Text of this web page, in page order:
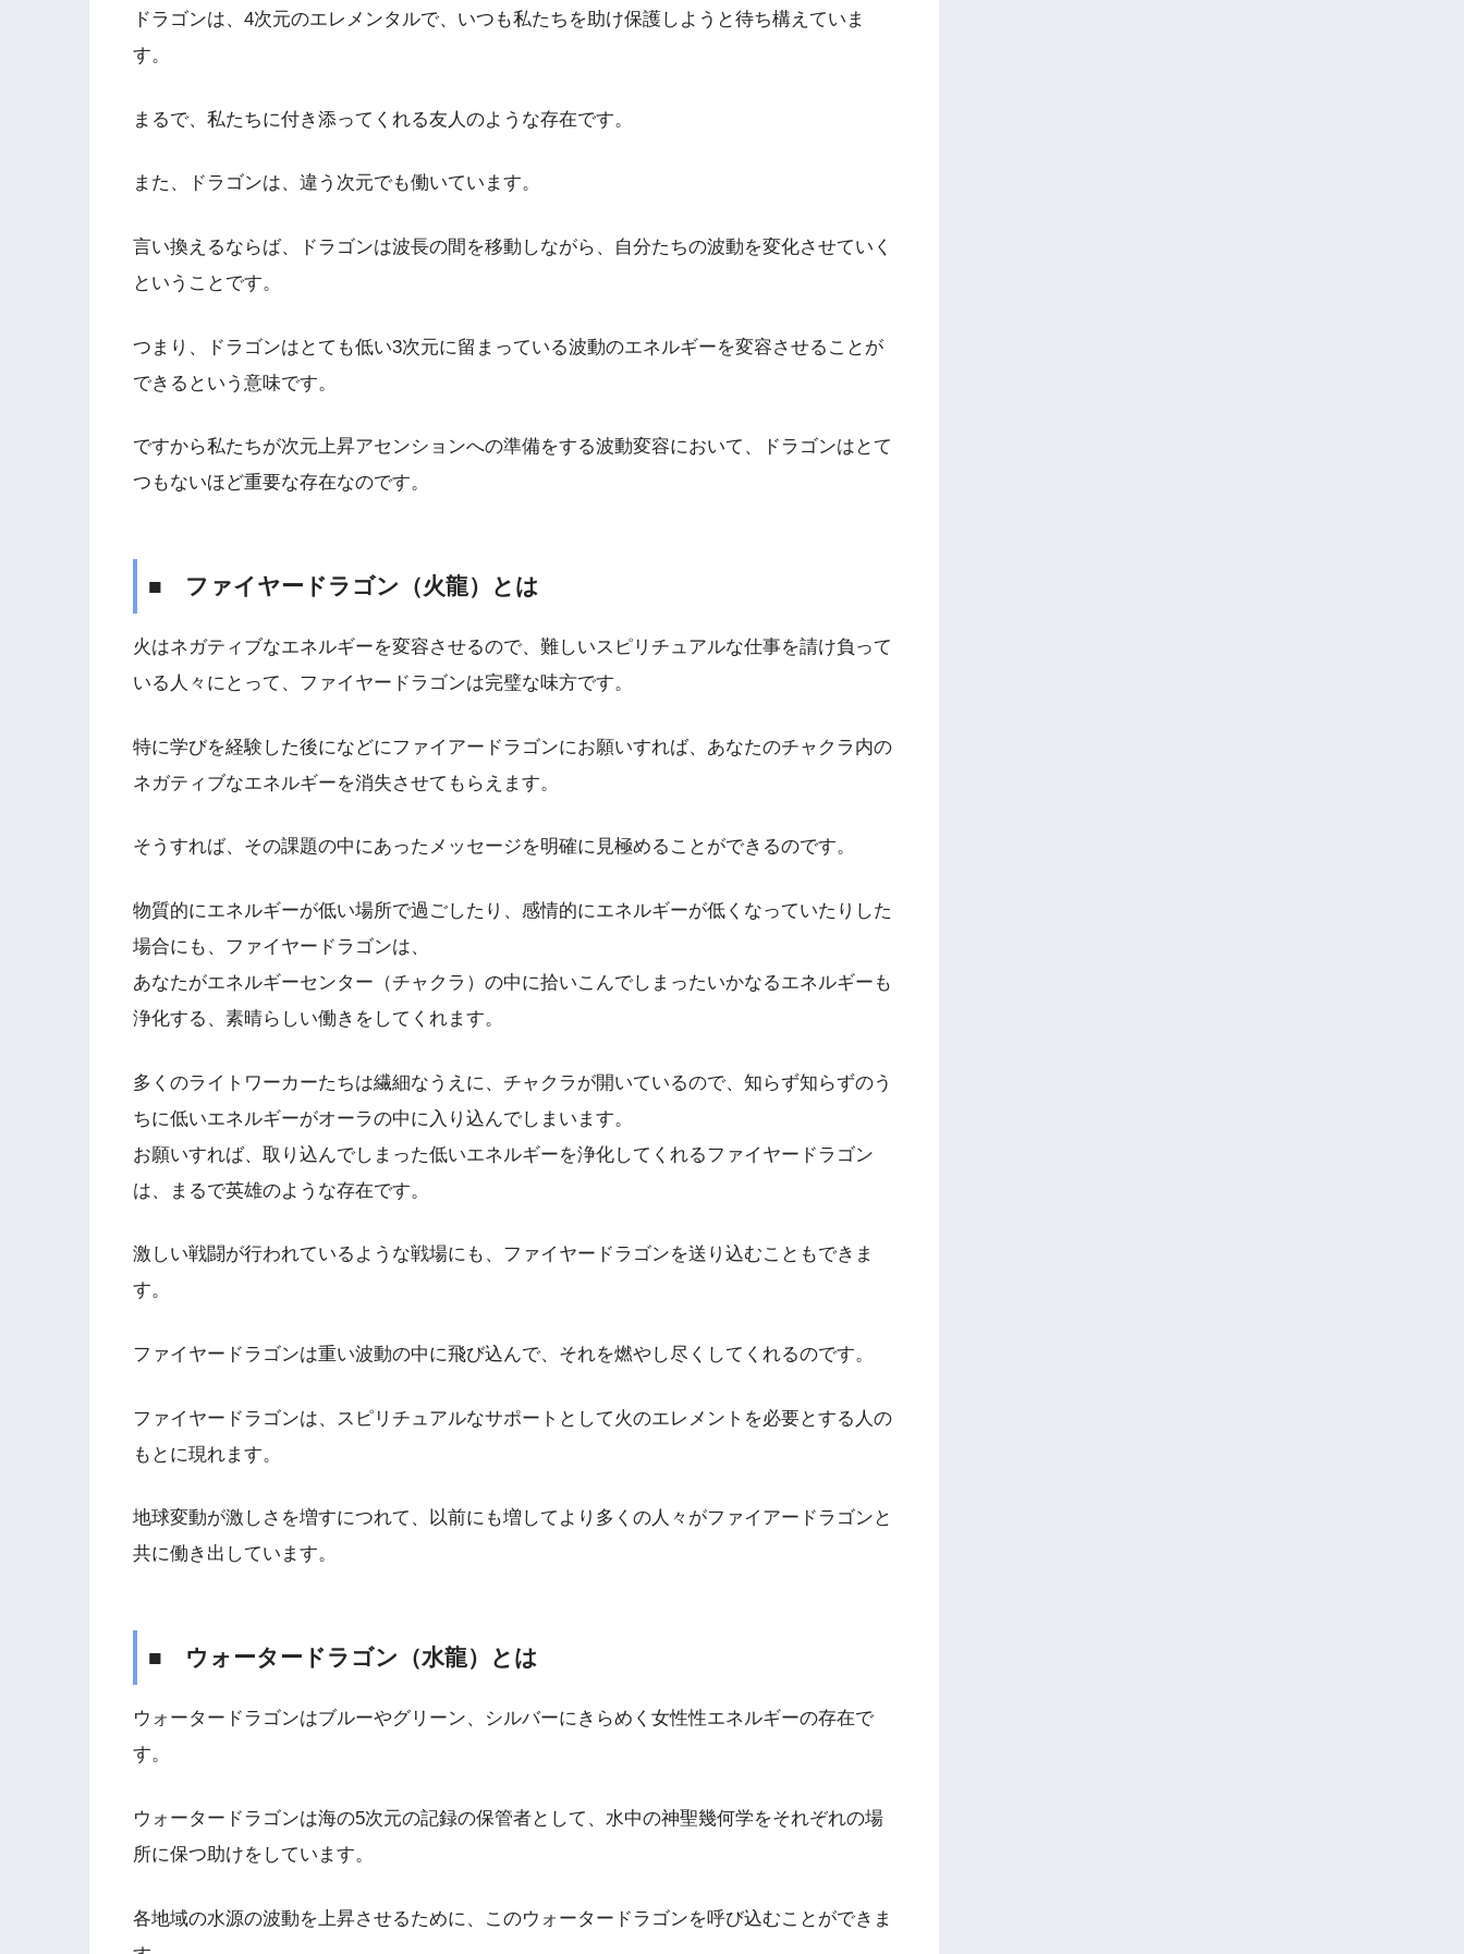
ドラゴンは、4次元のエレメンタルで、いつも私たちを助け保護しようと待ち構えていま
す。
まるで、私たちに付き添ってくれる友人のような存在です。
また、ドラゴンは、違う次元でも働いています。
言い換えるならば、ドラゴンは波長の間を移動しながら、自分たちの波動を変化させていく
ということです。
つまり、ドラゴンはとても低い3次元に留まっている波動のエネルギーを変容させることが
できるという意味です。
ですから私たちが次元上昇アセンションへの準備をする波動変容において、ドラゴンはとて
つもないほど重要な存在なのです。
■ ファイヤードラゴン（火龍）とは
火はネガティブなエネルギーを変容させるので、難しいスピリチュアルな仕事を請け負って
いる人々にとって、ファイヤードラゴンは完璧な味方です。
特に学びを経験した後になどにファイアードラゴンにお願いすれば、あなたのチャクラ内の
ネガティブなエネルギーを消失させてもらえます。
そうすれば、その課題の中にあったメッセージを明確に見極めることができるのです。
物質的にエネルギーが低い場所で過ごしたり、感情的にエネルギーが低くなっていたりした
場合にも、ファイヤードラゴンは、
あなたがエネルギーセンター（チャクラ）の中に拾いこんでしまったいかなるエネルギーも
浄化する、素晴らしい働きをしてくれます。
多くのライトワーカーたちは繊細なうえに、チャクラが開いているので、知らず知らずのう
ちに低いエネルギーがオーラの中に入り込んでしまいます。
お願いすれば、取り込んでしまった低いエネルギーを浄化してくれるファイヤードラゴン
は、まるで英雄のような存在です。
激しい戦闘が行われているような戦場にも、ファイヤードラゴンを送り込むこともできま
す。
ファイヤードラゴンは重い波動の中に飛び込んで、それを燃やし尽くしてくれるのです。
ファイヤードラゴンは、スピリチュアルなサポートとして火のエレメントを必要とする人の
もとに現れます。
地球変動が激しさを増すにつれて、以前にも増してより多くの人々がファイアードラゴンと
共に働き出しています。
■ ウォータードラゴン（水龍）とは
ウォータードラゴンはブルーやグリーン、シルバーにきらめく女性性エネルギーの存在で
す。
ウォータードラゴンは海の5次元の記録の保管者として、水中の神聖幾何学をそれぞれの場
所に保つ助けをしています。
各地域の水源の波動を上昇させるために、このウォータードラゴンを呼び込むことができま